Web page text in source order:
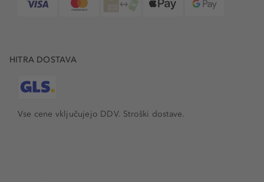
HITRA DOSTAVA
Vse cene vključujejo DDV. Stroški dostave.